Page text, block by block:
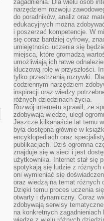
zagadnienia. Dla wielu osób
narzędziem rozwoju
do poradników, analiz oraz
edukacyjnych można
i poszerzać kompetencje. W
się coraz bardziej cyfrowy,
umiejętności uczenia się
miejsca, które gromadzą
umożliwiają ich łatwe
kluczową rolę w przyszłości.
tylko przestrzenią rozrywki.
codziennym narzędziem
inspiracji oraz wiedzy
różnych dziedzinach życia.
Rozwój internetu sprawił, że
zdobywają wiedzę, uległ
Jeszcze kilkanaście lat temu
była dostępna głównie w
encyklopediach oraz
publikacjach. Dziś ogromna
znajduje się w sieci i jest
użytkownika. Internet stał się
spotykają się ludzie z różnych
oni wymieniać się
oraz wiedzą na temat różnych
Dzięki temu proces uczenia
otwarty i dynamiczny. Coraz
zdobywają serwisy
na konkretnych zagadnieniach